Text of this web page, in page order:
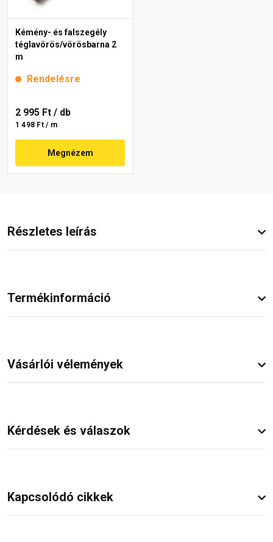
Kémény- és falszegély
téglavörös/vörösbarna 2
m
Rendelésre
2 995 Ft / db
1 498 Ft / m
Megnézem
Részletes leírás
Termékinformáció
Vásárlói vélemények
Kérdések és válaszok
Kapcsolódó cikkek